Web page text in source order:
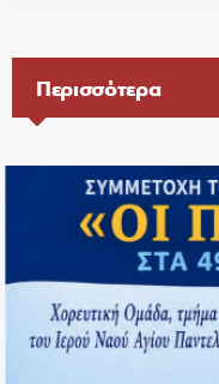
Περισσότερα